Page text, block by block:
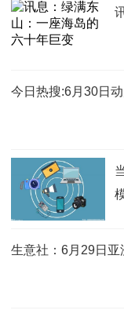
今日热搜:6月30日
生意社：6月29日